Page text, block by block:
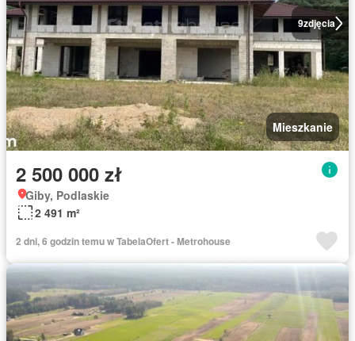
9zdjęcia
Mieszkanie
2 500 000 zł
Giby, Podlaskie
2 491 m²
2 dni, 6 godzin temu w TabelaOfert - Metrohouse